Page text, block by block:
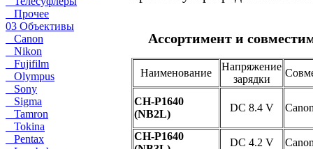
Прочее
03 Объективы
Canon
Nikon
Fujifilm
Olympus
Sony
Sigma
Tamron
Tokina
Pentax
Ассортимент и
Наименование
Напряжение
зарядки
CH-P1640
(NB2L)
DC 8.4 V
CH-P1640
DC 4.2 V